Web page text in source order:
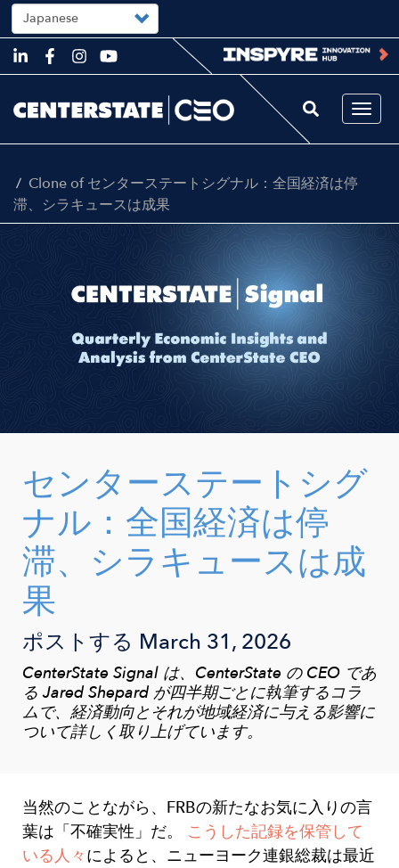
Skip
to
content
Select
your
language
Clone of センターステートシグナル：全国経済は停
滞、シラキュースは成果
センターステートシグ
ナル：全国経済は停
滞、シラキュースは成
果
ポストする March 31, 2026
CenterState Signal は、CenterState の CEO であ
る Jared Shepard が四半期ごとに執筆するコラ
ムで、経済動向とそれが地域経済に与える影響に
ついて詳しく取り上げています。
当然のことながら、FRBの新たなお気に入りの言
葉は「不確実性」だ。 こうした記録を保管して
いる人々 によると、ニューヨーク連銀総裁は最近